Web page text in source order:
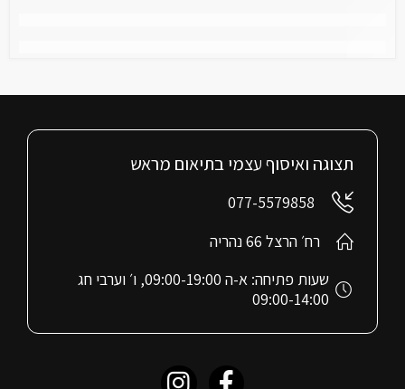
תצוגה ואיסוף עצמי בתיאום מראש
077-5579858
רח׳ הרצל 66 נהריה
שעות פתיחה: א-ה 09:00-19:00, ו׳ וערבי חג
09:00-14:00